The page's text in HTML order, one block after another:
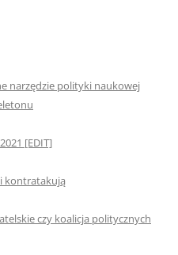
narzędzie polityki naukowej
[EDIT]
kontratakują
czy koalicja politycznych